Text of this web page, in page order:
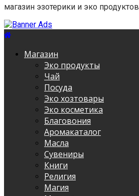
магазин эзотерики и эко продуктов
Магазин
Эко продукты
Чай
Посуда
Эко хозтовары
Эко косметика
Благовония
Аромакаталог
Масла
Сувениры
Книги
Религия
Магия